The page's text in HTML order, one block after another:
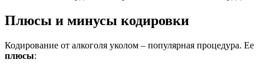
Плюсы и минусы кодировки
Кодирование от алкоголя уколом – популярная процедура. Ее
плюсы: